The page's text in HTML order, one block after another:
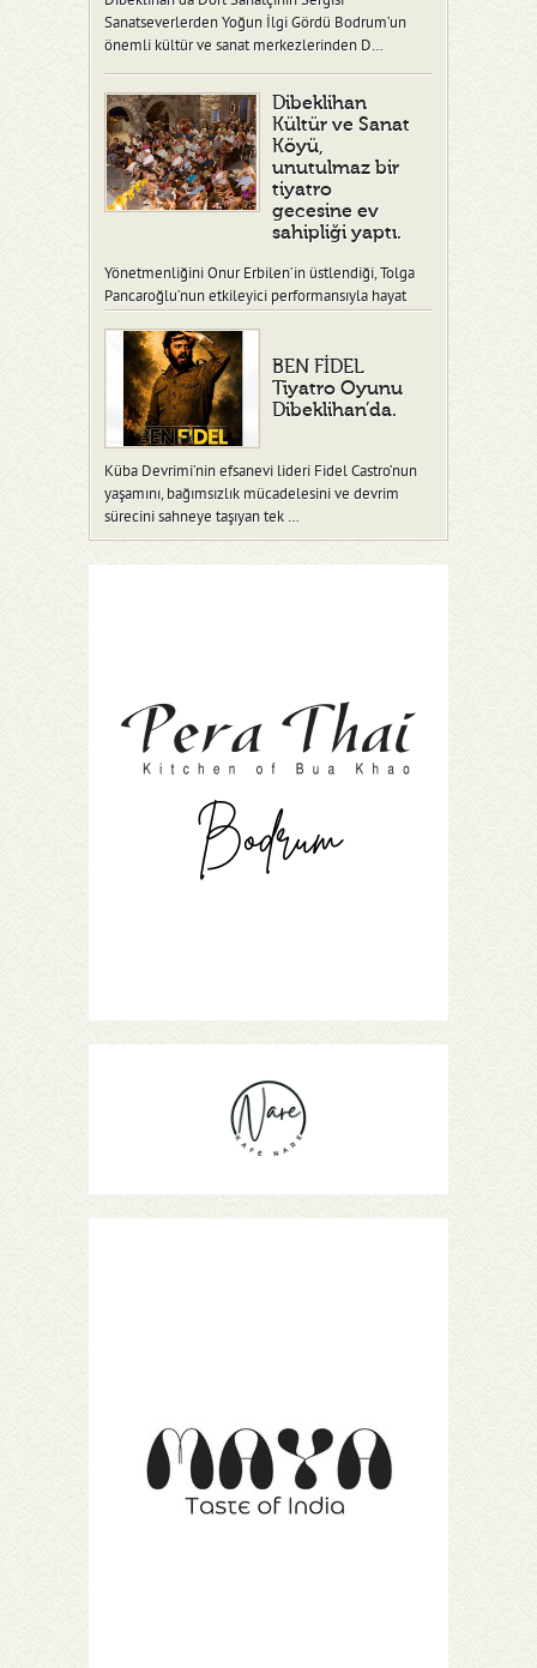
Sanatseverlerden Yoğun İlgi Gördü Bodrum’un
önemli kültür ve sanat merkezlerinden D…
Dibeklihan
Kültür ve Sanat
Köyü,
unutulmaz bir
tiyatro
gecesine ev
sahipliği yaptı.
Yönetmenliğini Onur Erbilen’in üstlendiği, Tolga
Pancaroğlu’nun etkileyici performansıyla hayat
BEN FİDEL
Tiyatro Oyunu
Dibeklihan’da.
Küba Devrimi’nin efsanevi lideri Fidel Castro’nun
yaşamını, bağımsızlık mücadelesini ve devrim
sürecini sahneye taşıyan tek …